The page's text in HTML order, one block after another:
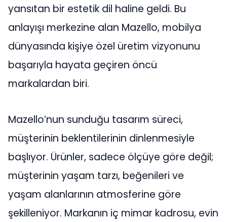
yansıtan bir estetik dil haline geldi. Bu
anlayışı merkezine alan Mazello, mobilya
dünyasında kişiye özel üretim vizyonunu
başarıyla hayata geçiren öncü
markalardan biri.
Mazello’nun sunduğu tasarım süreci,
müşterinin beklentilerinin dinlenmesiyle
başlıyor. Ürünler, sadece ölçüye göre değil;
müşterinin yaşam tarzı, beğenileri ve
yaşam alanlarının atmosferine göre
şekilleniyor. Markanın iç mimar kadrosu, evin